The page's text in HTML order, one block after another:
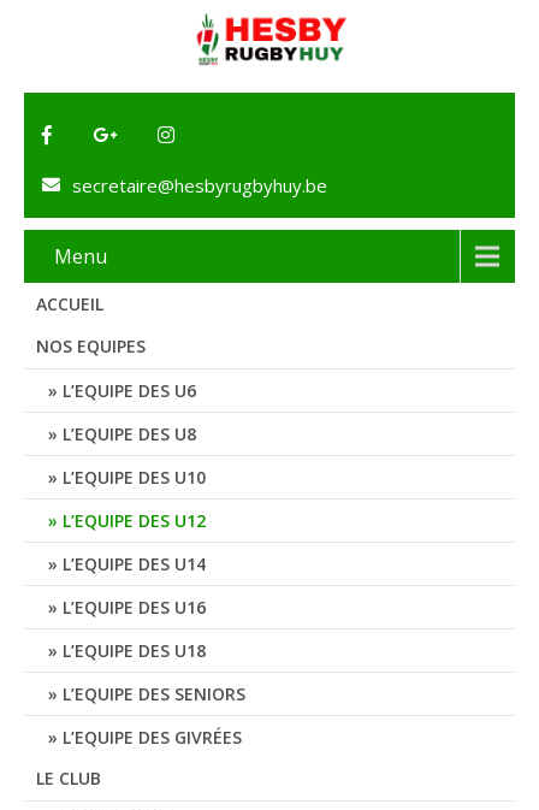
secretaire@hesbyrugbyhuy.be
Menu
ACCUEIL
NOS EQUIPES
L’EQUIPE DES U6
L’EQUIPE DES U8
L’EQUIPE DES U10
L’EQUIPE DES U12
L’EQUIPE DES U14
L’EQUIPE DES U16
L’EQUIPE DES U18
L’EQUIPE DES SENIORS
L’EQUIPE DES GIVRÉES
LE CLUB